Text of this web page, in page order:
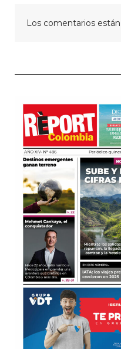
Los comentarios están